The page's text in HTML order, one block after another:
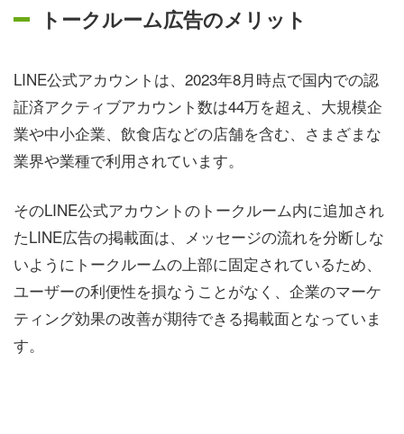
トークルーム広告のメリット
LINE公式アカウントは、2023年8月時点で国内での認
証済アクティブアカウント数は44万を超え、大規模企
業や中小企業、飲食店などの店舗を含む、さまざまな
業界や業種で利用されています。
そのLINE公式アカウントのトークルーム内に追加され
たLINE広告の掲載面は、メッセージの流れを分断しな
いようにトークルームの上部に固定されているため、
ユーザーの利便性を損なうことがなく、企業のマーケ
ティング効果の改善が期待できる掲載面となっていま
す。